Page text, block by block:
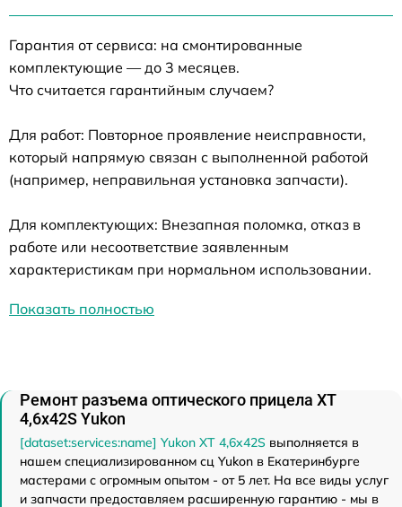
Гарантия от сервиса: на смонтированные
комплектующие — до 3 месяцев.
Что считается гарантийным случаем?
Для работ: Повторное проявление неисправности,
который напрямую связан с выполненной работой
(например, неправильная установка запчасти).
Для комплектующих: Внезапная поломка, отказ в
работе или несоответствие заявленным
характеристикам при нормальном использовании.
Показать полностью
Ремонт разъема оптического прицела XT
4,6x42S Yukon
[dataset:services:name] Yukon XT 4,6x42S выполняется в
нашем специализированном сц Yukon в Екатеринбурге
мастерами с огромным опытом - от 5 лет. На все виды услуг
и запчасти предоставляем расширенную гарантию - мы в